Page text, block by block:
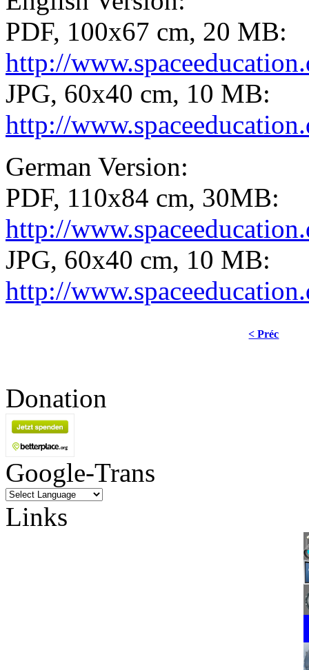
PDF, 100x67 cm, 20 MB:
http://
JPG, 60x40 cm, 10 MB:
http://
German Version:
PDF, 110x84 cm, 30MB:
http://
JPG, 60x40 cm, 10 MB:
http://
< Préc
Donation
Google-Trans
Links